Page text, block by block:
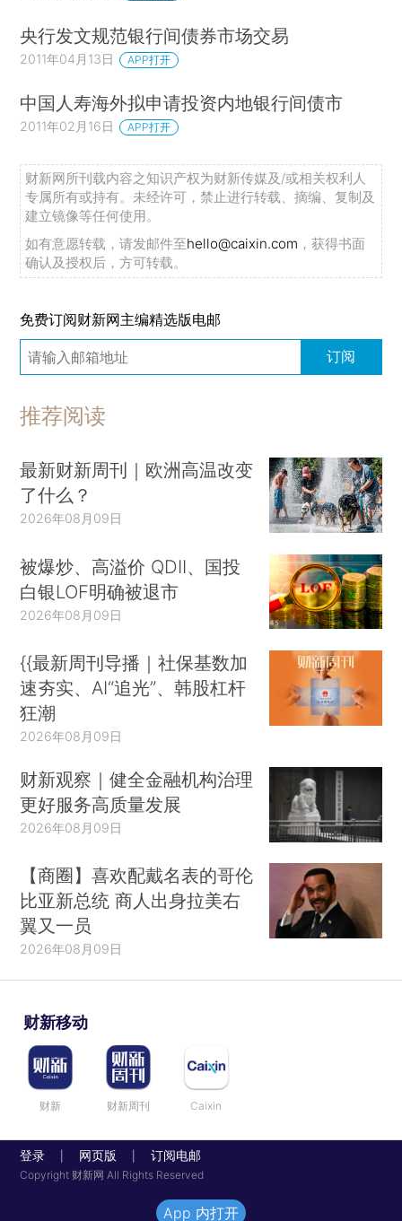
央行发文规范银行间债券市场交易
2011年04月13日 APP打开
中国人寿海外拟申请投资内地银行间债市
2011年02月16日 APP打开
财新网所刊载内容之知识产权为财新传媒及/或相关权利人
专属所有或持有。未经许可，禁止进行转载、摘编、复制及
建立镜像等任何使用。
如有意愿转载，请发邮件至hello@caixin.com ，获得书面
确认及授权后，方可转载。
免费订阅财新网主编精选版电邮
订阅
推荐阅读
最新财新周刊｜欧洲高温改变
了什么？
2026年08月09日
被爆炒、高溢价 QDII、国投
白银LOF明确被退市
2026年08月09日
{{最新周刊导播｜社保基数加
速夯实、AI“追光”、韩股杠杆
狂潮
2026年08月09日
财新观察｜健全金融机构治理
更好服务高质量发展
2026年08月09日
【商圈】喜欢配戴名表的哥伦
比亚新总统 商人出身拉美右
翼又一员
2026年08月09日
财新移动
财新 财新周刊 Caixin
登录 网页版 订阅电邮
Copyright 财新网 All Rights Reserved
App 内打开